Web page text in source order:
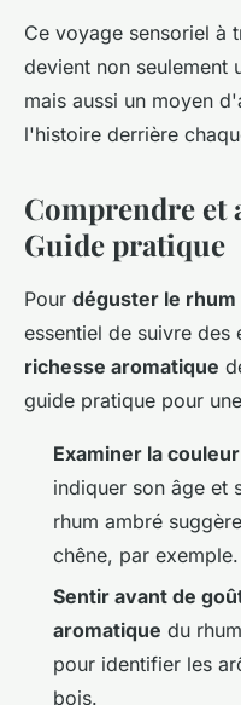
Ce voyage sensoriel à
devient non seulement
mais aussi un moyen
l'histoire derrière
Comprendre et
Guide pratique
Pour déguster le
essentiel de suivre des
richesse aromatique
guide pratique pour
Examiner la couleur
indiquer son âge et
rhum ambré
chêne, par exemple.
Sentir avant de
aromatique du
pour identifier les
bois.